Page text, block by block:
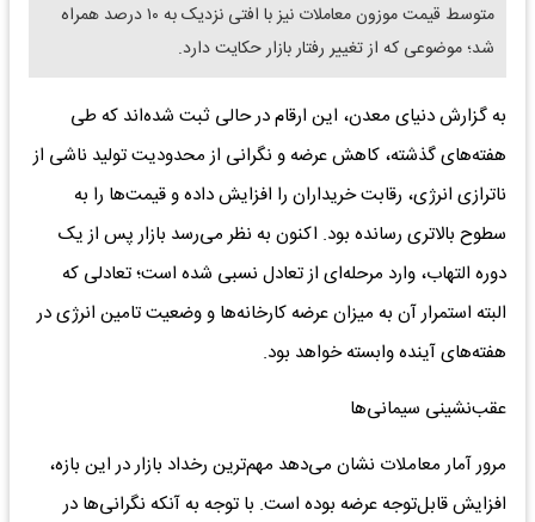
متوسط قیمت موزون معاملات نیز با افتی نزدیک به ۱۰ درصد همراه
شد؛ موضوعی که از تغییر رفتار بازار حکایت دارد.
به گزارش دنیای معدن، این ارقام در حالی ثبت شده‌اند که طی
هفته‌های گذشته، کاهش عرضه و نگرانی از محدودیت تولید ناشی از
ناترازی انرژی، رقابت خریداران را افزایش داده و قیمت‌ها را به
سطوح بالاتری رسانده بود. اکنون به نظر می‌رسد بازار پس از یک
دوره التهاب، وارد مرحله‌ای از تعادل نسبی شده است؛ تعادلی که
البته استمرار آن به میزان عرضه کارخانه‌ها و وضعیت تامین انرژی در
هفته‌های آینده وابسته خواهد بود.
عقب‌نشینی سیمانی‌ها
مرور آمار معاملات نشان می‌دهد مهم‌ترین رخداد بازار در این بازه،
افزایش قابل‌توجه عرضه بوده است. با توجه به آنکه نگرانی‌ها در